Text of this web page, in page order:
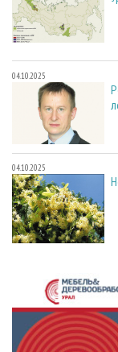
04.10.2025
04.10.2025